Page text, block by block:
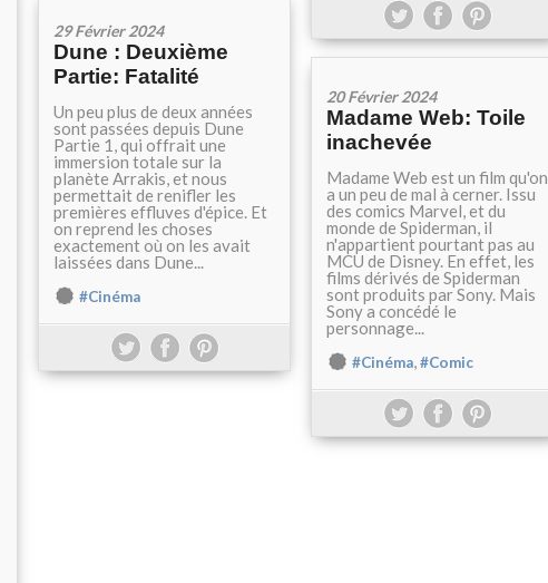
29 Février 2024
Dune : Deuxième
Partie: Fatalité
Un peu plus de deux années
sont passées depuis Dune
Partie 1, qui offrait une
immersion totale sur la
planète Arrakis, et nous
permettait de renifler les
premières effluves d'épice. Et
on reprend les choses
exactement où on les avait
laissées dans Dune...
#Cinéma
20 Février 2024
Madame Web: Toile
inachevée
Madame Web est un film qu'on
a un peu de mal à cerner. Issu
des comics Marvel, et du
monde de Spiderman, il
n'appartient pourtant pas au
MCU de Disney. En effet, les
films dérivés de Spiderman
sont produits par Sony. Mais
Sony a concédé le
personnage...
#Cinéma,#Comic